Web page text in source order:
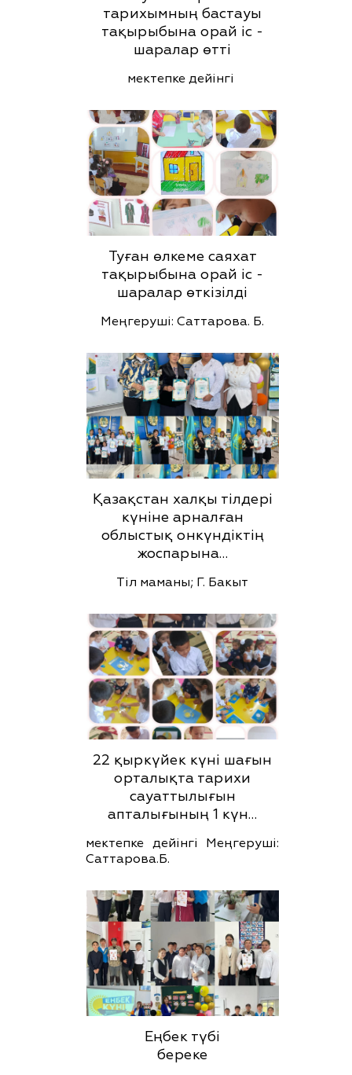
тарихымның бастауы
тақырыбына орай іс -
шаралар өтті
мектепке дейінгі
Туған өлкеме саяхат
тақырыбына орай іс -
шаралар өткізілді
Меңгеруші: Саттарова. Б.
Қазақстан халқы тілдері
күніне арналған
облыстық онкүндіктің
жоспарына…
Тіл маманы; Г. Бакыт
22 қыркүйек күні шағын
орталықта тарихи
сауаттылығын
апталығының 1 күн…
мектепке дейінгі Меңгеруші:
Саттарова.Б.
Еңбек түбі
береке